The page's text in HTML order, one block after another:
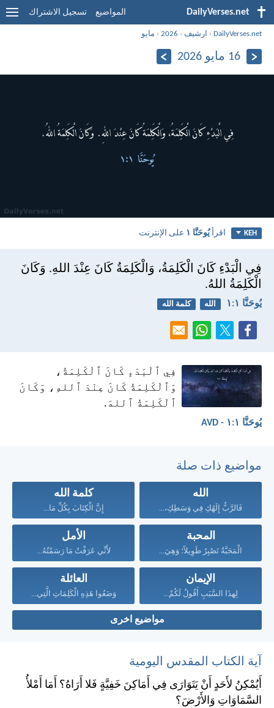
DailyVerses.net المواضيع تسجيل الاشتراك
DailyVerses.net
› ارشيف ›
2026
› مايو
16 مايو 2026
KEH اقرأيُوحَنَّا ١ على الإنترنت
فِي الْبَدْءِ كَانَ الْكَلِمَةُ، وَالْكَلِمَةُ كَانَ عِنْدَ اللهِ. وَكَانَ
الْكَلِمَةُ اللهُ.
يُوحَنَّا ١:‏١ الله كلمة الله
فِي ٱلْبَدْءِ كَانَ ٱلْكَلِمَةُ،
وَٱلْكَلِمَةُ كَانَ عِنْدَ ٱللهِ، وَكَانَ
ٱلْكَلِمَةُ ٱللهَ.
يُوحَنَّا ١:‏١ - AVD
مواضيع ذات صلة
الله
فَالرَّبُّ إِلَهُكِ فِي وَسَطِكِ،...
كلمة الله
إِنَّ الْكِتَابَ بِكُلِّ مَا...
المحبة
الْمَحَبَّةُ تَصْبِرُ طَوِيلاً؛ وَهِيَ...
الأمل
لأَنِّي عَرَفْتُ مَا رَسَمْتُهُ...
الإيمان
لِهذَا السَّبَبِ أَقُولُ لَكُمْ...
العائلة
وَضَعُوا هَذِهِ الْكَلِمَاتِ الَّتِي...
مواضيع اخرى
آية الكتاب المقدس اليومية
أَيُمْكِنُ لأَحَدٍ أَنْ يَتَوَارَى فِي أَمَاكِنَ خَفِيَّةٍ فَلا أَرَاهُ؟ أَمَا أَمْلأُ
السَّمَاوَاتِ وَالأَرْضَ؟